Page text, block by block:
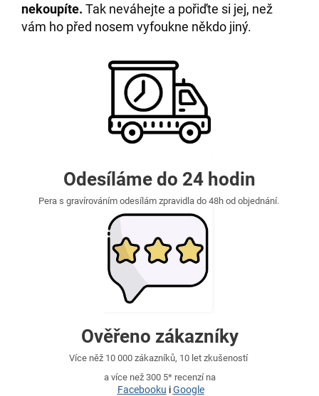
nekoupíte. Tak neváhejte a pořiďte si jej, než
vám ho před nosem vyfoukne někdo jiný.
Odesíláme do 24 hodin
Pera s gravírováním odesílám zpravidla do 48h od objednání.
Ověřeno zákazníky
Více něž 10 000 zákazníků, 10 let zkušeností
a více než 300 5* recenzí na
Facebooku iGoogle